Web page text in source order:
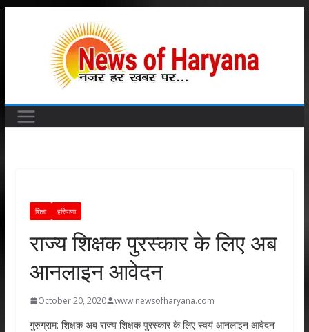
शिक्षा हरियाणा
राज्य शिक्षक पुरस्कार के लिए अब
आनलाइन आवेदन
October 20, 2020 www.newsofharyana.com
गुरुग्राम: शिक्षक अब राज्य शिक्षक पुरस्कार के लिए स्वयं आनलाइन आवेदन